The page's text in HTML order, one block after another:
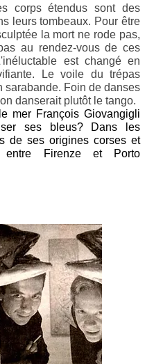
corps étendus sont des
leurs tombeaux. Pour être
la mort ne rode pas,
au rendez-vous de ces
est changé en
Le voile du trépas
sarabande. Foin de danses
danserait plutôt le tango.
mer François Giovangigli
ses bleus? Dans les
de ses origines corses et
entre Firenze et Porto